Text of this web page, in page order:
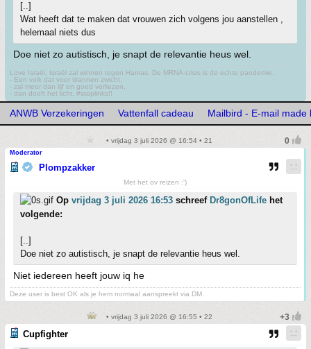
[..]
Wat heeft dat te maken dat vrouwen zich volgens jou aanstellen ,
helemaal niets dus
Doe niet zo autistisch, je snapt de relevantie heus wel.
Love Israël, Israël zal winnen tegen Hamas. De MRNA-crisis is de echte pandemie.
- Een volk dat voor tirannen zwicht,
- zal meer dan lijf en goed verliezen,
- dan dooft het licht. #stoplinks!!
ANWB Verzekeringen Vattenfall cadeau Mailbird - E-mail made
• vrijdag 3 juli 2026 @ 16:54 • 21
Moderator
Plompzakker
Met het ov reizen :')
Op vrijdag 3 juli 2026 16:53 schreef Dr8gonOfLife het
volgende:
[..]
Doe niet zo autistisch, je snapt de relevantie heus wel.
Niet iedereen heeft jouw iq he
Deze user is best OK als je hem normaal aanspreekt via DM.
• vrijdag 3 juli 2026 @ 16:55 • 22
Cupfighter